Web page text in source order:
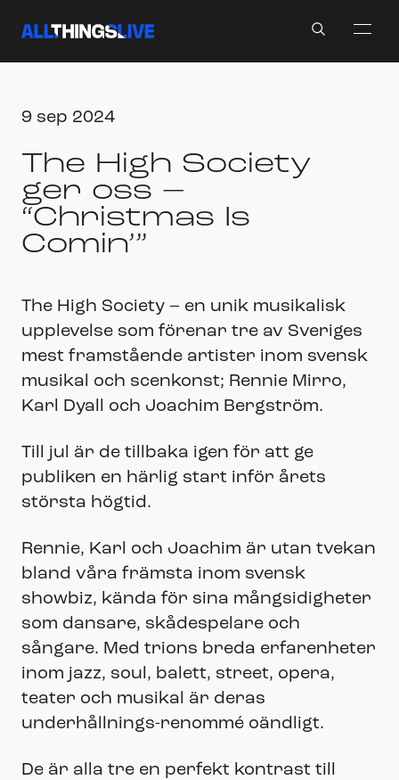
9 sep 2024
The High Society
ger oss –
“Christmas Is
Comin’”
The High Society – en unik musikalisk
upplevelse som förenar tre av Sveriges
mest framstående artister inom svensk
musikal och scenkonst; Rennie Mirro,
Karl Dyall och Joachim Bergström.
Till jul är de tillbaka igen för att ge
publiken en härlig start inför årets
största högtid.
Rennie, Karl och Joachim är utan tvekan
bland våra främsta inom svensk
showbiz, kända för sina mångsidigheter
som dansare, skådespelare och
sångare. Med trions breda erfarenheter
inom jazz, soul, balett, street, opera,
teater och musikal är deras
underhållnings-renommé oändligt.
De är alla tre en perfekt kontrast till